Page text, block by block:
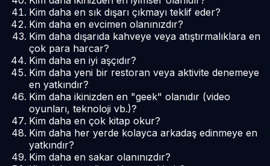
Kim daha en sık dışarı çıkmayı teklif eder?
Kim daha en evcimen olanınızdır?
Kim daha dışarıda kahveye veya atıştırmalıklara en
çok para harcar?
Kim daha en iyi aşçıdır?
Kim daha yeni bir restoran veya aktivite denemeye
en yatkındır?
Kim daha ikinizden en "geek" olanıdır (video
oyunları, teknoloji vb.)?
Kim daha en çok kitap okur?
Kim daha her yerde kolayca arkadaş edinmeye en
yatkındır?
Kim daha en sakar olanınızdır?